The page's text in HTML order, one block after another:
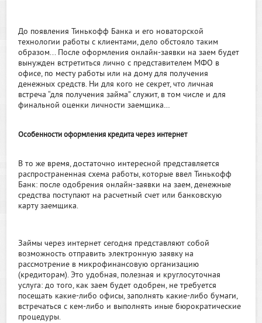
До появления Тинькофф Банка и его новаторской
технологии работы с клиентами, дело обстояло таким
образом... После оформления онлайн-заявки на заем будет
вынужден встретиться лично с представителем МФО в
офисе, по месту работы или на дому для получения
денежных средств. Ни для кого не секрет, что личная
встреча “для получения займа” служит, в том числе и для
финальной оценки личности заемщика…
Особенности оформления кредита через интернет
В то же время, достаточно интересной представляется
распространенная схема работы, которые ввел Тинькофф
Банк: после одобрения онлайн-заявки на заем, денежные
средства поступают на расчетный счет или банковскую
карту заемщика.
Займы через интернет сегодня представляют собой
возможность отправить электронную заявку на
рассмотрение в микрофинансовую организацию
(кредиторам). Это удобная, полезная и круглосуточная
услуга: до того, как заем будет одобрен, не требуется
посещать какие-либо офисы, заполнять какие-либо бумаги,
встречаться с кем-либо и выполнять иные бюрократические
процедуры.